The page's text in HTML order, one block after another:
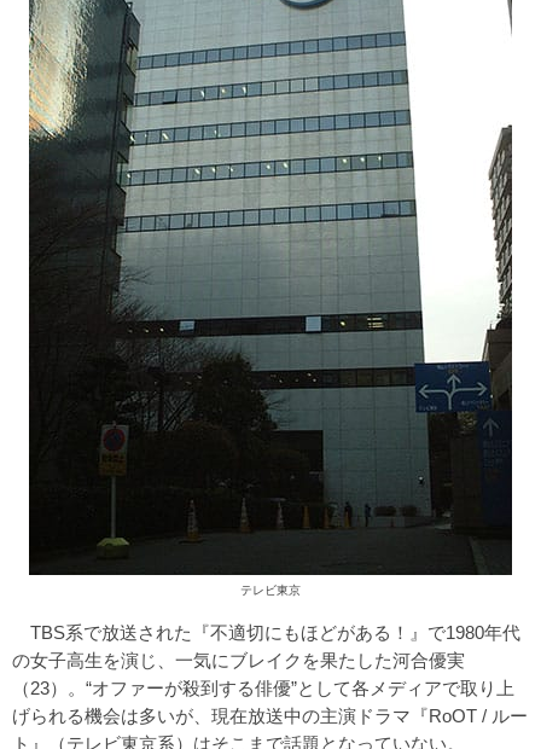
テレビ東京
TBS系で放送された『不適切にもほどがある！』で1980年代
の女子高生を演じ、一気にブレイクを果たした河合優実
（23）。“オファーが殺到する俳優”として各メディアで取り上
げられる機会は多いが、現在放送中の主演ドラマ『RoOT / ルー
ト』（テレビ東京系）はそこまで話題となっていない。